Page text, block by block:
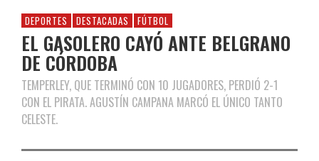
DEPORTES DESTACADAS FÚTBOL
EL GASOLERO CAYÓ ANTE BELGRANO
DE CÓRDOBA
TEMPERLEY, QUE TERMINÓ CON 10 JUGADORES, PERDIÓ 2-1
CON EL PIRATA. AGUSTÍN CAMPANA MARCÓ EL ÚNICO TANTO
CELESTE.